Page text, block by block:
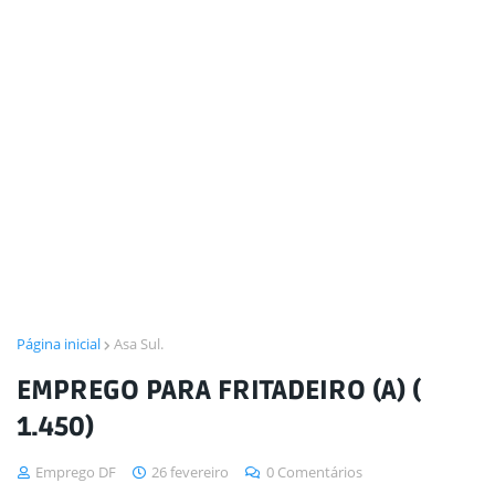
Página inicial Asa Sul.
EMPREGO PARA FRITADEIRO (A) (
1.450)
Emprego DF 26 fevereiro 0 Comentários